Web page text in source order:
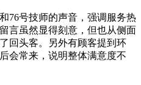
76号技师的声音，强调服务热
言虽然显得刻意，但也从侧面
回头客。另外有顾客提到环
会常来，说明整体满意度不